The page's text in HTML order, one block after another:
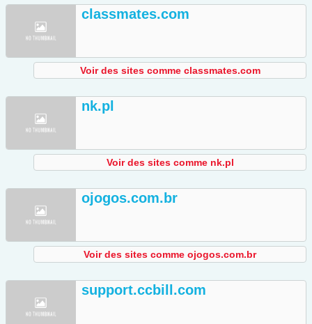
classmates.com
Voir des sites comme classmates.com
nk.pl
Voir des sites comme nk.pl
ojogos.com.br
Voir des sites comme ojogos.com.br
support.ccbill.com